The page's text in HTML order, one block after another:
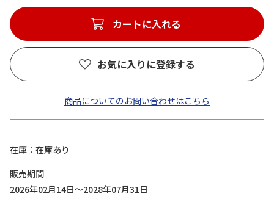
カートに入れる
お気に入りに登録する
商品についてのお問い合わせはこちら
在庫
在庫あり
販売期間
2026年02月14日～2028年07月31日